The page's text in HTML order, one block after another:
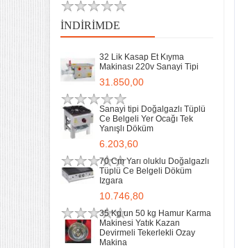
İNDIRIMDE
32 Lik Kasap Et Kıyma
Makinası 220v Sanayi Tipi
31.850,00
Sanayi tipi Doğalgazlı Tüplü
Ce Belgeli Yer Ocağı Tek
Yanışlı Döküm
6.203,60
70 Cm Yarı oluklu Doğalgazlı
Tüplü Ce Belgeli Döküm
Izgara
10.746,80
35 Kg un 50 kg Hamur Karma
Makinesi Yatık Kazan
Devirmeli Tekerlekli Ozay
Makina